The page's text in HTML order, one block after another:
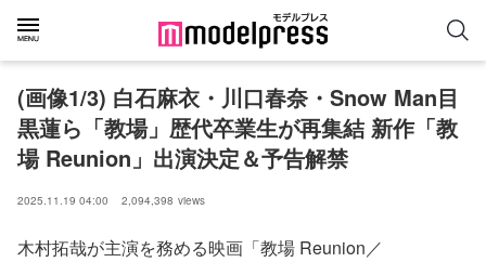
(画像1/3) 白石麻衣・川口春奈・Snow Man目
黒蓮ら「教場」歴代卒業生が再集結 新作「教
場 Reunion」出演決定＆予告解禁
2025.11.19 04:00 2,094,398 views
木村拓哉が主演を務める映画「教場 Reunion／